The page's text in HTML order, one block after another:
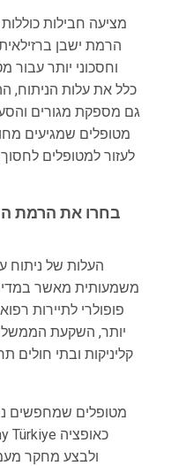
הרמת ישבן
וחסכוני יותר עבור
כלל את עלות הניתוח,
מטופלים שמגיעים
לעזור למטופלים
בחרו את הרמת
העלות של ניתוח
משמעותית מאשר
פופולרי לתיירות
יותר, השקעת
קליניקות ובתי חולים
מטופלים שמחפשים
ולבצע מחקר